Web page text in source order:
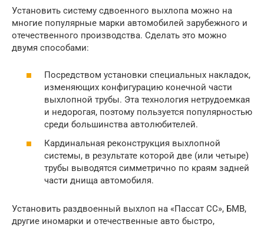
Установить систему сдвоенного выхлопа можно на
многие популярные марки автомобилей зарубежного и
отечественного производства. Сделать это можно
двумя способами:
Посредством установки специальных накладок,
изменяющих конфигурацию конечной части
выхлопной трубы. Эта технология нетрудоемкая
и недорогая, поэтому пользуется популярностью
среди большинства автолюбителей.
Кардинальная реконструкция выхлопной
системы, в результате которой две (или четыре)
трубы выводятся симметрично по краям задней
части днища автомобиля.
Установить раздвоенный выхлоп на «Пассат СС», БМВ,
другие иномарки и отечественные авто быстро,